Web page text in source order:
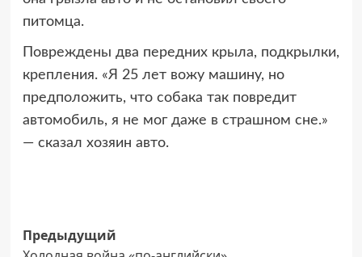
питомца.
Повреждены два передних крыла, подкрылки,
крепления. «Я 25 лет вожу машину, но
предположить, что собака так повредит
автомобиль, я не мог даже в страшном сне.»
— сказал хозяин авто.
Навигация
Предыдущий